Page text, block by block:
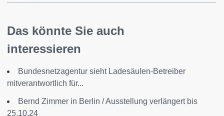
Das könnte Sie auch
interessieren
Bundesnetzagentur sieht Ladesäulen-Betreiber
mitverantwortlich für...
Bernd Zimmer in Berlin / Ausstellung verlängert bis
25.10.24